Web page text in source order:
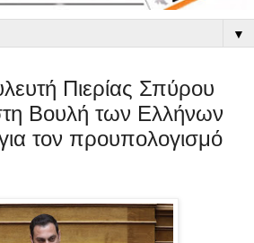
▼
Πιερίας Σπύρου
Βουλή των Ελλήνων
τον προυπολογισμό